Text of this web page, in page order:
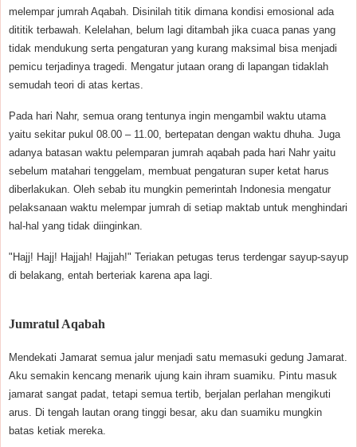
melempar jumrah Aqabah. Disinilah titik dimana kondisi emosional ada
dititik terbawah. Kelelahan, belum lagi ditambah jika cuaca panas yang
tidak mendukung serta pengaturan yang kurang maksimal bisa menjadi
pemicu terjadinya tragedi. Mengatur jutaan orang di lapangan tidaklah
semudah teori di atas kertas.
Pada hari Nahr, semua orang tentunya ingin mengambil waktu utama
yaitu sekitar pukul 08.00 – 11.00, bertepatan dengan waktu dhuha. Juga
adanya batasan waktu pelemparan jumrah aqabah pada hari Nahr yaitu
sebelum matahari tenggelam, membuat pengaturan super ketat harus
diberlakukan. Oleh sebab itu mungkin pemerintah Indonesia mengatur
pelaksanaan waktu melempar jumrah di setiap maktab untuk menghindari
hal-hal yang tidak diinginkan.
"Hajj! Hajj! Hajjah! Hajjah!" Teriakan petugas terus terdengar sayup-sayup
di belakang, entah berteriak karena apa lagi.
Jumratul Aqabah
Mendekati Jamarat semua jalur menjadi satu memasuki gedung Jamarat.
Aku semakin kencang menarik ujung kain ihram suamiku. Pintu masuk
jamarat sangat padat, tetapi semua tertib, berjalan perlahan mengikuti
arus. Di tengah lautan orang tinggi besar, aku dan suamiku mungkin
batas ketiak mereka.